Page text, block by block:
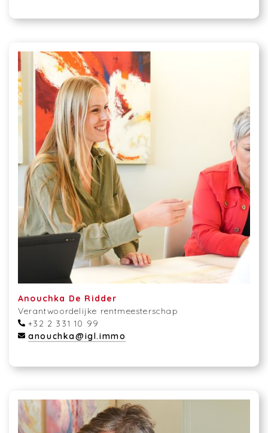
Anouchka De Ridder
Verantwoordelijke rentmeesterschap
+32 2 331 10 99
anouchka@igl.immo